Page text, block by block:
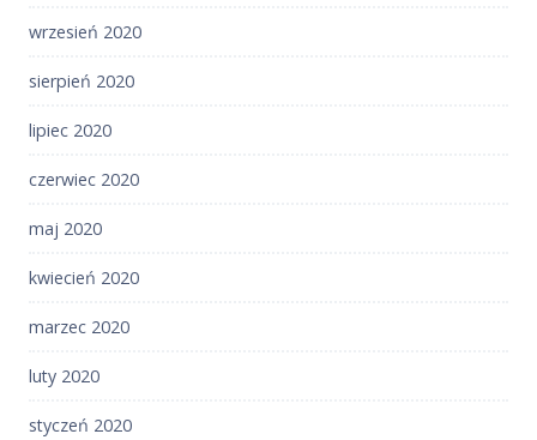
wrzesień 2020
sierpień 2020
lipiec 2020
czerwiec 2020
maj 2020
kwiecień 2020
marzec 2020
luty 2020
styczeń 2020